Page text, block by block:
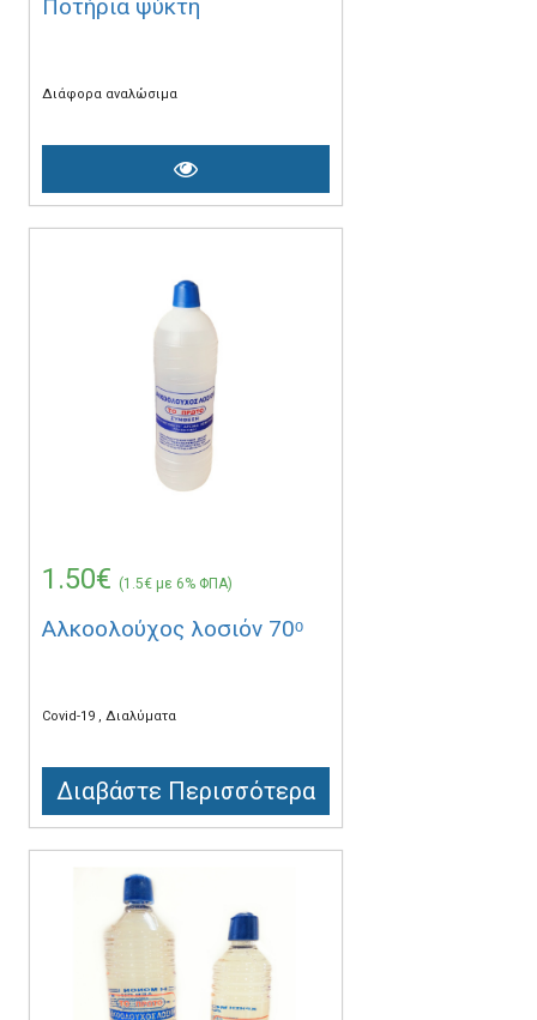
Ποτήρια ψύκτη
Διάφορα αναλώσιμα
1.50€ (1.5€ με 6% ΦΠΑ)
Αλκοολούχος λοσιόν 70ᵒ
Covid-19 Διαλύματα
Διαβάστε Περισσότερα